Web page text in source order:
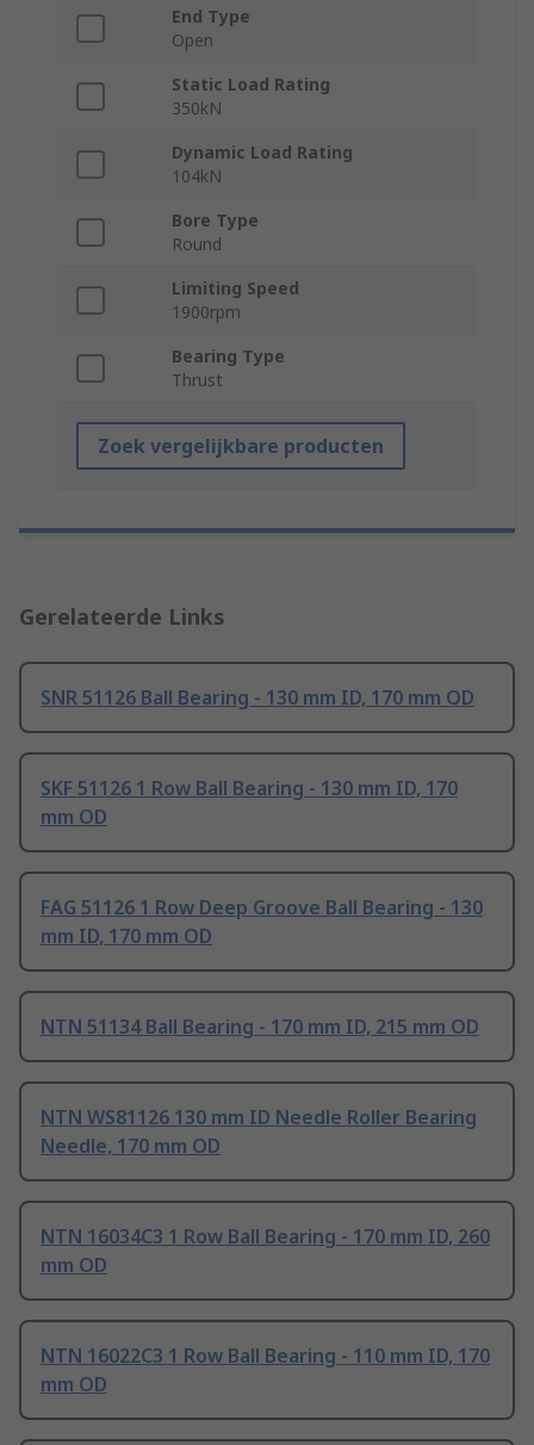
End Type
Open
Static Load Rating
350kN
Dynamic Load Rating
104kN
Bore Type
Round
Limiting Speed
1900rpm
Bearing Type
Thrust
Zoek vergelijkbare producten
Gerelateerde Links
SNR 51126 Ball Bearing - 130 mm ID, 170 mm OD
SKF 51126 1 Row Ball Bearing - 130 mm ID, 170
mm OD
FAG 51126 1 Row Deep Groove Ball Bearing - 130
mm ID, 170 mm OD
NTN 51134 Ball Bearing - 170 mm ID, 215 mm OD
NTN WS81126 130 mm ID Needle Roller Bearing
Needle, 170 mm OD
NTN 16034C3 1 Row Ball Bearing - 170 mm ID, 260
mm OD
NTN 16022C3 1 Row Ball Bearing - 110 mm ID, 170
mm OD